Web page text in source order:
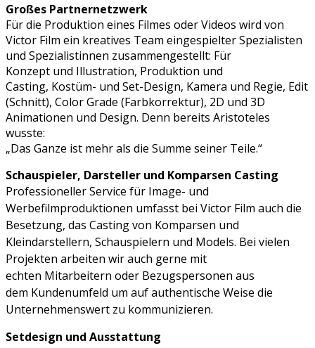
Großes Partnernetzwerk
Für die Produktion eines Filmes oder Videos wird von
Victor Film ein kreatives Team eingespielter Spezialisten
und Spezialistinnen zusammengestellt: Für
Konzept und Illustration, Produktion und
Casting, Kostüm- und Set-Design, Kamera und Regie, Edit
(Schnitt), Color Grade (Farbkorrektur), 2D und 3D
Animationen und Design. Denn bereits Aristoteles
wusste:
„Das Ganze ist mehr als die Summe seiner Teile.“
Schauspieler, Darsteller und Komparsen Casting
Professioneller Service für Image- und
Werbefilmproduktionen umfasst bei Victor Film auch die
Besetzung, das Casting von Komparsen und
Kleindarstellern, Schauspielern und Models. Bei vielen
Projekten arbeiten wir auch gerne mit
echten Mitarbeitern oder Bezugspersonen aus
dem Kundenumfeld um aufauthentische Weise die
Unternehmenswert zu kommunizieren.
Setdesign und Ausstattung